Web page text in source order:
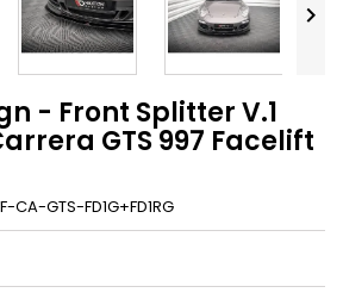

- Front Splitter V.1
GTS 997 Facelift
CA-GTS-FD1G+FD1RG